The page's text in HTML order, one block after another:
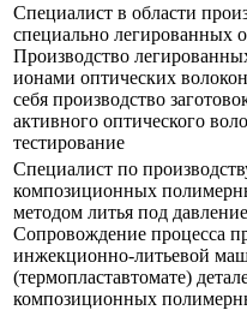
Специалист в области
специально легированных
Производство
ионами оптических
себя производство
активного оптического
тестирование
Специалист по
композиционных
методом литья под
Сопровождение процесса
инжекционно-литьевой
(термопластавтомате)
композиционных